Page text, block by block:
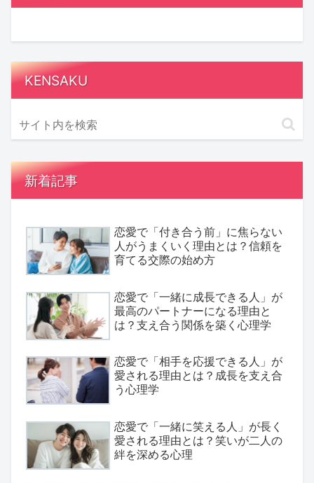
KENSAKU
新着記事
恋愛で「付き合う前」に焦らない
人がうまくいく理由とは？信頼を
育てる交際の始め方
恋愛で「一緒に成長できる人」が
最高のパートナーになる理由と
は？支え合う関係を築く心理学
恋愛で「相手を応援できる人」が
愛される理由とは？成長を支え合
う心理学
恋愛で「一緒に笑える人」が長く
愛される理由とは？笑いが二人の
絆を深める心理